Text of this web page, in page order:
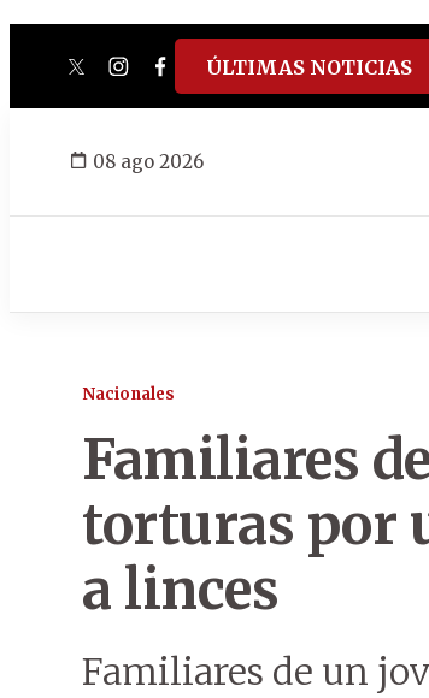
twitterinstagram
facebook
tiktokyoutube
spotify
ÚLTIMAS NOTICIAS
08 ago 2026
Nacionales
Familiares
torturas por
a linces
Familiares de un